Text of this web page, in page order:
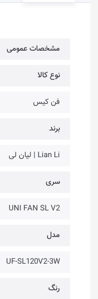
مشخصات عمومی
نوع کالا
فن کیس
برند
Lian Li | لیان لی
سری
UNI FAN SL V2
مدل
UF-SL120V2-3W
رنگ